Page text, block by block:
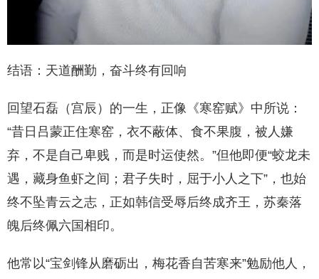
结语：天道酬勤，奋斗终有回响
回望石磊（宫辰）的一生，正像《寒窑赋》中所说：
“昔日吕蒙正住寒窑，衣不蔽体、食不果腹，被人嫌
弃，不是自己卑贱，而是时运使然。”但他即便“蛟龙未
遇，藏身鱼虾之间；君子失时，屈于小人之下”，也始
终不坠青云之志，正如韩信受辱后终成齐王，苏秦落
魄后终佩六国相印。
他常以“宝剑锋从磨砺出，梅花香自苦寒来”勉励他人，